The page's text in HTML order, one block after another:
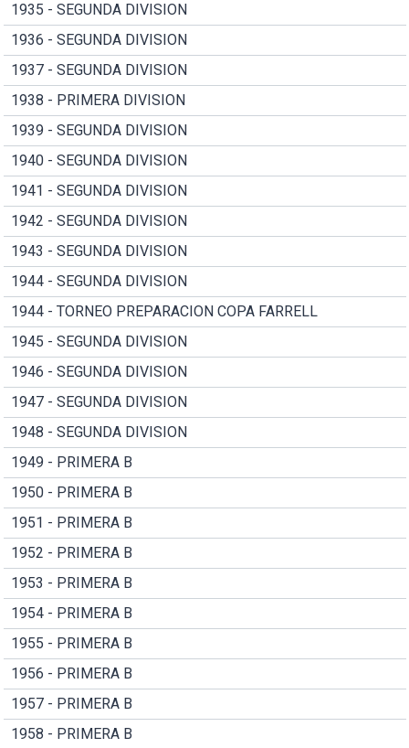
1935 - SEGUNDA DIVISION
1936 - SEGUNDA DIVISION
1937 - SEGUNDA DIVISION
1938 - PRIMERA DIVISION
1939 - SEGUNDA DIVISION
1940 - SEGUNDA DIVISION
1941 - SEGUNDA DIVISION
1942 - SEGUNDA DIVISION
1943 - SEGUNDA DIVISION
1944 - SEGUNDA DIVISION
1944 - TORNEO PREPARACION COPA FARRELL
1945 - SEGUNDA DIVISION
1946 - SEGUNDA DIVISION
1947 - SEGUNDA DIVISION
1948 - SEGUNDA DIVISION
1949 - PRIMERA B
1950 - PRIMERA B
1951 - PRIMERA B
1952 - PRIMERA B
1953 - PRIMERA B
1954 - PRIMERA B
1955 - PRIMERA B
1956 - PRIMERA B
1957 - PRIMERA B
1958 - PRIMERA B